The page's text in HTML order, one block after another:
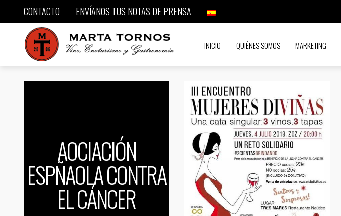
CONTACTO ENVÍANOS TUS NOTAS DE PRENSA
INICIO QUIÉNES SOMOS MARKETING
AOCIACIÓN
ESPÑAOLA CONTRA
EL CÁNCER